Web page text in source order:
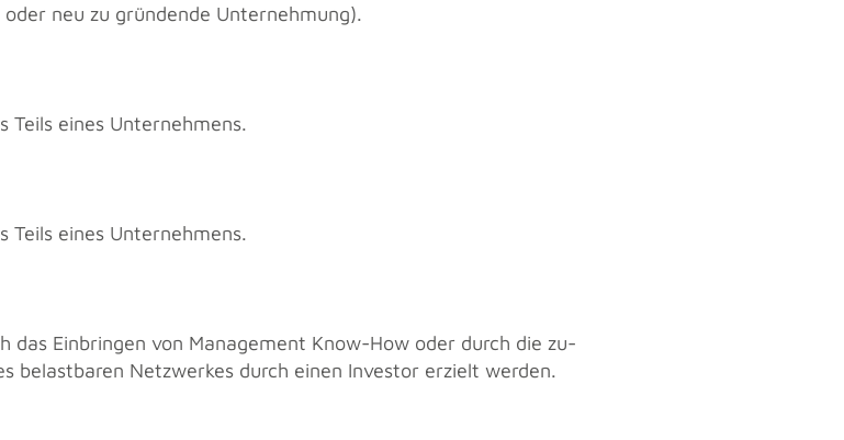
neu zu grün­den­de Un­ter­neh­mung).
Teils eines Un­ter­neh­mens.
Teils eines Un­ter­neh­mens.
das Ein­brin­gen von Ma­nage­ment Know-How oder durch die zu­
be­last­ba­ren Netz­wer­kes durch einen In­ves­tor er­zielt wer­den.